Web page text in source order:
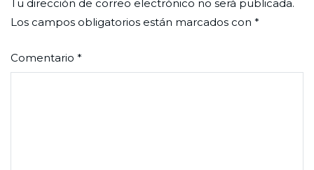
Tu dirección de correo electrónico no será publicada.
Los campos obligatorios están marcados con *
Comentario *